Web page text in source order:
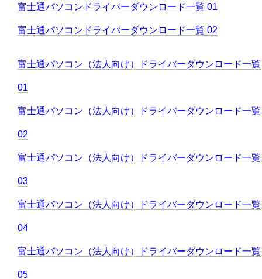
富士通パソコンドライバーダウンロード一覧 01
富士通パソコンドライバーダウンロード一覧 02
富士通パソコン（法人向け）ドライバーダウンロード一覧
01
富士通パソコン（法人向け）ドライバーダウンロード一覧
02
富士通パソコン（法人向け）ドライバーダウンロード一覧
03
富士通パソコン（法人向け）ドライバーダウンロード一覧
04
富士通パソコン（法人向け）ドライバーダウンロード一覧
05